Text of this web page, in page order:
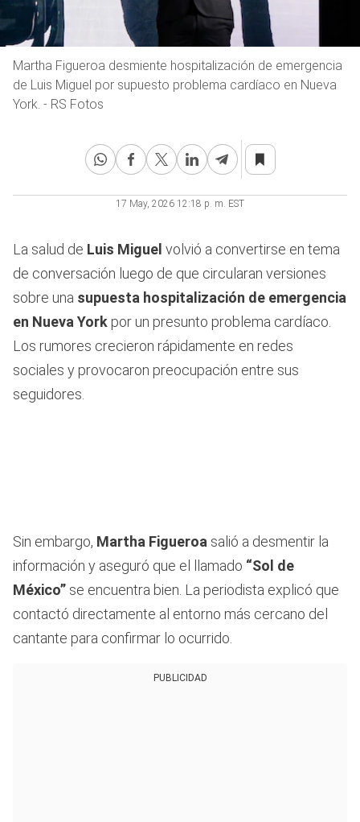
Martha Figueroa desmiente hospitalización de emergencia
de Luis Miguel por supuesto problema cardíaco en Nueva
York. - RS Fotos
17 May, 2026 12:18 p. m. EST
La salud de Luis Miguel volvió a convertirse en tema
de conversación luego de que circularan versiones
sobre una supuesta hospitalización de emergencia
en Nueva York por un presunto problema cardíaco.
Los rumores crecieron rápidamente en redes
sociales y provocaron preocupación entre sus
seguidores.
Sin embargo, Martha Figueroa salió a desmentir la
información y aseguró que el llamado “Sol de
México” se encuentra bien. La periodista explicó que
contactó directamente al entorno más cercano del
cantante para confirmar lo ocurrido.
PUBLICIDAD